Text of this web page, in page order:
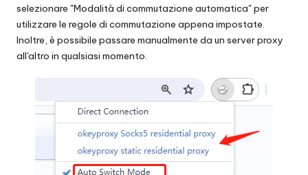
selezionare "Modalità di commutazione automatica" per
utilizzare le regole di commutazione appena impostate.
Inoltre, è possibile passare manualmente da un server proxy
all'altro in qualsiasi momento.